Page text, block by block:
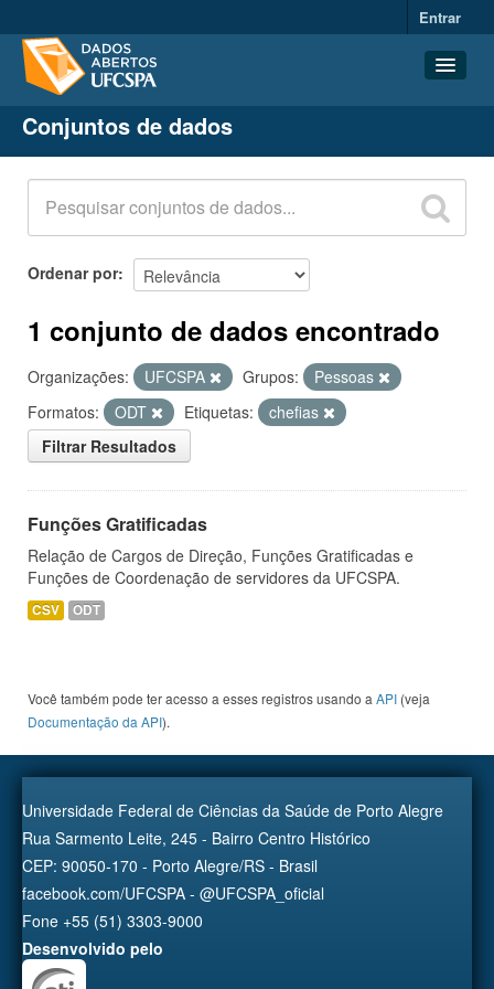
Entrar
Conjuntos de dados
Organizações
Grupos
Sobre
Conjuntos de dados
Ordenar por
1 conjunto de dados encontrado
Organizações: UFCSPA Grupos:
Pessoas
Formatos:
ODT Etiquetas:
chefias
Filtrar Resultados
Funções Gratificadas
Relação de Cargos de Direção, Funções Gratificadas e
Funções de Coordenação de servidores da UFCSPA.
CSV ODT
Você também pode ter acesso a esses registros usando a API (veja
Documentação da API).
Universidade Federal de Ciências da Saúde de Porto Alegre
Rua Sarmento Leite, 245 - Bairro Centro Histórico
CEP: 90050-170 - Porto Alegre/RS - Brasil
facebook.com/UFCSPA - @UFCSPA_oficial
Fone +55 (51) 3303-9000
Desenvolvido pelo